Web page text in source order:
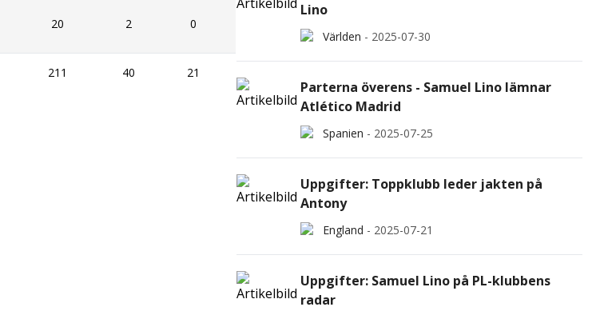
20 2 0
211 40 21
Lino
Världen - 2025-07-30
Parterna överens - Samuel Lino lämnar
Atlético Madrid
Spanien - 2025-07-25
Uppgifter: Toppklubb leder jakten på
Antony
England - 2025-07-21
Uppgifter: Samuel Lino på PL-klubbens
radar